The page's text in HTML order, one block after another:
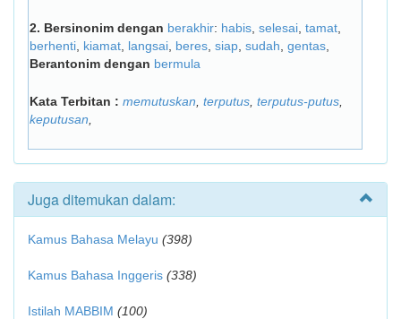
2. Bersinonim dengan berakhir: habis selesai tamat
berhenti kiamat langsai beres siap sudah gentas
Berantonim dengan bermula
Kata Terbitan : memutuskan terputus terputus-putus
keputusan
Juga ditemukan dalam:
Kamus Bahasa Melayu (398)
Kamus Bahasa Inggeris (338)
Istilah MABBIM (100)